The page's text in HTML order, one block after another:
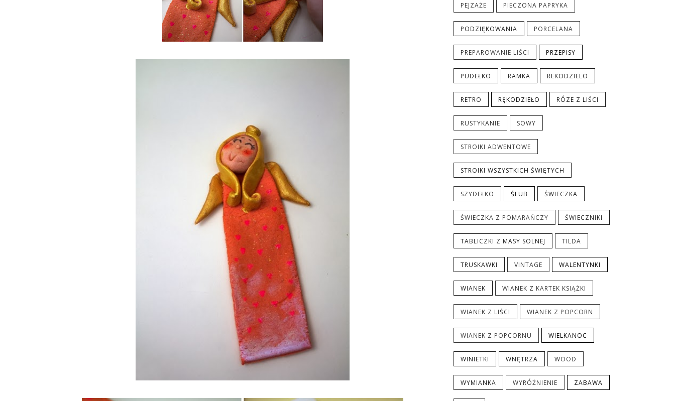
PEJZAŻE PIECZONA PAPRYKA
PODZIĘKOWANIA PORCELANA
PREPAROWANIE LIŚCI PRZEPISY
PUDEŁKO RAMKA REKODZIELO
RETRO RĘKODZIEŁO RÓZE Z LIŚCI
RUSTYKANIE SOWY
STROIKI ADWENTOWE
STROIKI WSZYSTKICH ŚWIĘTYCH
SZYDEŁKO ŚLUB ŚWIECZKA
ŚWIECZKA Z POMARAŃCZY ŚWIECZNIKI
TABLICZKI Z MASY SOLNEJ TILDA
TRUSKAWKI VINTAGE WALENTYNKI
WIANEK WIANEK Z KARTEK KSIĄŻKI
WIANEK Z LIŚCI WIANEK Z POPCORN
WIANEK Z POPCORNU WIELKANOC
WINIETKI WNĘTRZA WOOD
WYMIANKA WYRÓŻNIENIE ZABAWA